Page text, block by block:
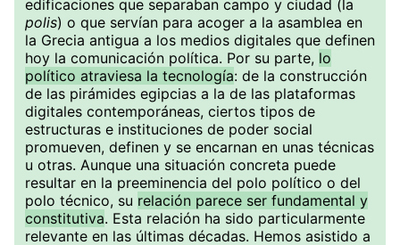
edificaciones que separaban campo y ciudad (la
polis) o que servían para acoger a la asamblea en
la Grecia antigua a los medios digitales que definen
hoy la comunicación política. Por su parte, lo
político atraviesa la tecnología: de la construcción
de las pirámides egipcias a la de las plataformas
digitales contemporáneas, ciertos tipos de
estructuras e instituciones de poder social
promueven, definen y se encarnan en unas técnicas
u otras. Aunque una situación concreta puede
resultar en la preeminencia del polo político o del
polo técnico, su relación parece ser fundamental y
constitutiva. Esta relación ha sido particularmente
relevante en las últimas décadas. Hemos asistido a